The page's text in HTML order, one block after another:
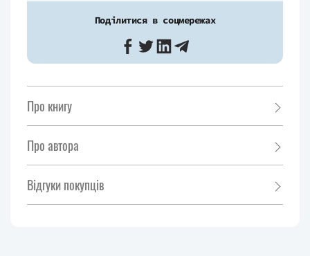
Поділитися в соцмережах
Про книгу
Про автора
Відгуки покупців